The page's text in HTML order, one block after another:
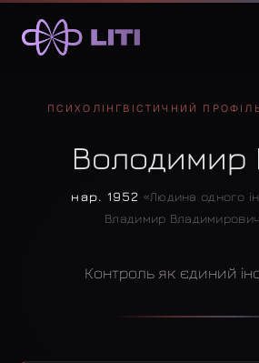
ПСИХОЛІНГВІСТИЧНИЙ
Володимир
нар. 1952·«Людина одного
Владимир
Контроль як єдиний